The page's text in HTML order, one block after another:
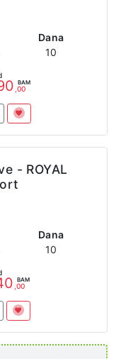
Dana
10
BAM
,00
Dana
10
- ROYAL
BAM
,00